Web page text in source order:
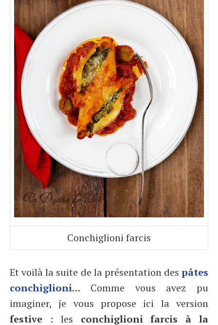
Conchiglioni farcis
Et voilà la suite de la présentation des pâtes
conchiglioni… Comme vous avez pu
imaginer, je vous propose ici la version
festive : les conchiglioni farcis à la